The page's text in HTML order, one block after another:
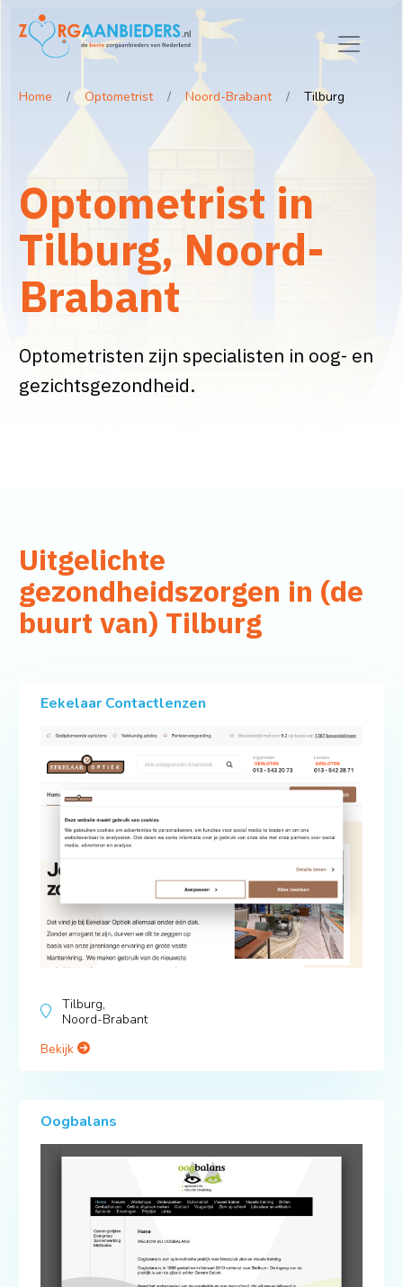
Home Optometrist Noord-Brabant Tilburg
Optometrist in
Tilburg, Noord-
Brabant
Optometristen zijn specialisten in oog- en
gezichtsgezondheid.
Uitgelichte
gezondheidszorgen in (de
buurt van) Tilburg
Eekelaar Contactlenzen
Tilburg,
Noord-Brabant
Bekijk
Oogbalans